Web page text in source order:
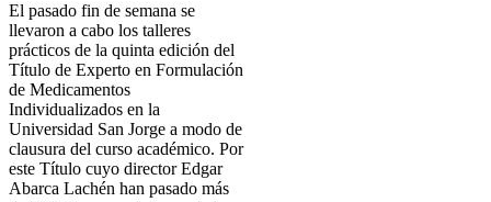
El pasado fin de semana se
llevaron a cabo los talleres
prácticos de la quinta edición del
Título de Experto en Formulación
de Medicamentos
Individualizados en la
Universidad San Jorge a modo de
clausura del curso académico. Por
este Título cuyo director Edgar
Abarca Lachén han pasado más